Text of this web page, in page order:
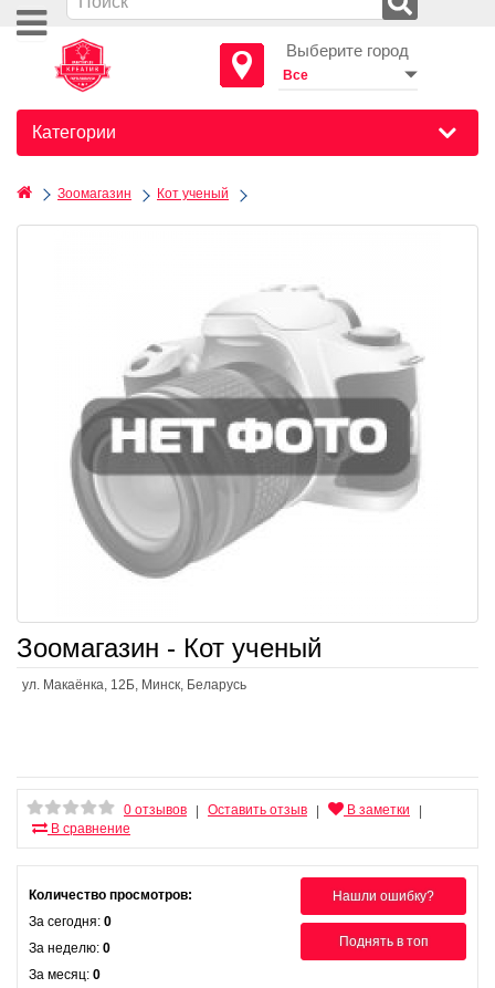
Выберите город
Категории
Зоомагазин Кот ученый
Зоомагазин - Кот ученый
ул. Макаёнка, 12Б, Минск, Беларусь
0 отзывов Оставить отзыв В заметки
В сравнение
Нашли ошибку?
Поднять в топ
Количество просмотров:
За сегодня: 0
За неделю: 0
За месяц: 0